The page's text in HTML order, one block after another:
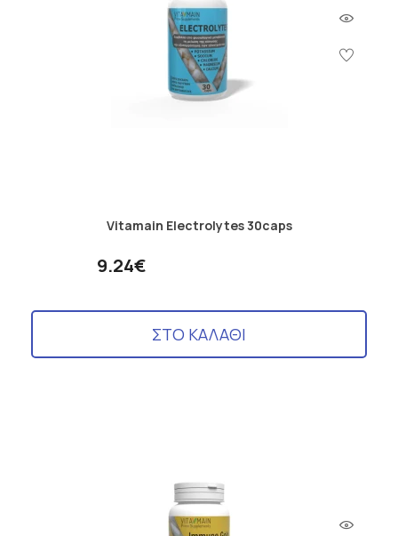
Vitamain Electrolytes 30caps
9.24€
ΣΤΟ ΚΑΛΑΘΙ